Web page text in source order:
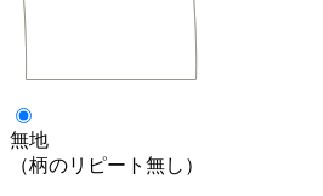
無地
（柄のリピート無し）